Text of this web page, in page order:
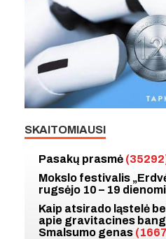
SKAITOMIAUSI
Pasakų prasmė
Mokslo festivalis
rugsėjo 10 – 19
Kaip atsirado ląstelė
apie gravitacines
Smalsumo genas